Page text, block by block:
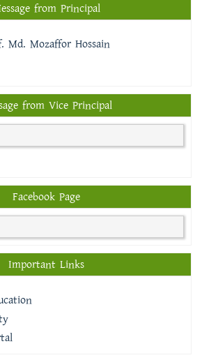
from Principal
Md. Mozaffor Hossain
from Vice Principal
Facebook Page
Important Links